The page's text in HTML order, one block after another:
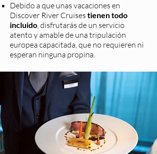
Debido a que unas vacaciones en
Discover River Cruises tienen todo
incluido, disfrutarás de un servicio
atento y amable de una tripulación
europea capacitada, que no requieren ni
esperan ninguna propina.